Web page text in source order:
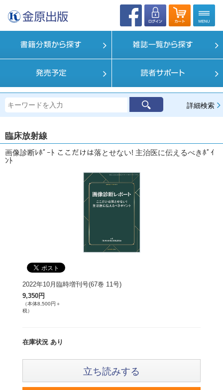
詳細検索
臨床放射線
画像診断ﾚﾎﾟｰﾄ ここだけは落とせない! 主治医に伝えるべきﾎﾟｲ
ﾝﾄ
2022年10月臨時増刊号(67巻 11号)
9,350円
（本体8,500円＋
税）
在庫状況 あり
立ち読みする